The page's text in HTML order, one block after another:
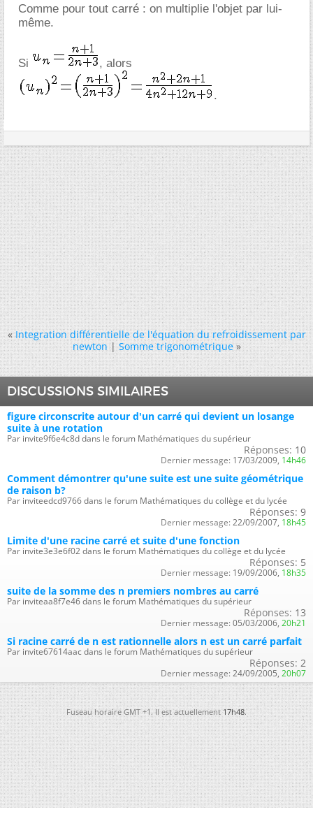
Comme pour tout carré : on multiplie l'objet par lui-
même.
Si , alors
.
« Integration différentielle de l'équation du refroidissement par
newton|Somme trigonométrique »
DISCUSSIONS SIMILAIRES
figure circonscrite autour d'un carré qui devient un losange
suite à une rotation
Par invite9f6e4c8d dans le forum Mathématiques du supérieur
Réponses: 10
Dernier message: 17/03/2009, 14h46
Comment démontrer qu'une suite est une suite géométrique
de raison b?
Par inviteedcd9766 dans le forum Mathématiques du collège et du lycée
Réponses: 9
Dernier message: 22/09/2007, 18h45
Limite d'une racine carré et suite d'une fonction
Par invite3e3e6f02 dans le forum Mathématiques du collège et du lycée
Réponses: 5
Dernier message: 19/09/2006, 18h35
suite de la somme des n premiers nombres au carré
Par inviteaa8f7e46 dans le forum Mathématiques du supérieur
Réponses: 13
Dernier message: 05/03/2006, 20h21
Si racine carré de n est rationnelle alors n est un carré parfait
Par invite67614aac dans le forum Mathématiques du supérieur
Réponses: 2
Dernier message: 24/09/2005, 20h07
Fuseau horaire GMT +1. Il est actuellement17h48.